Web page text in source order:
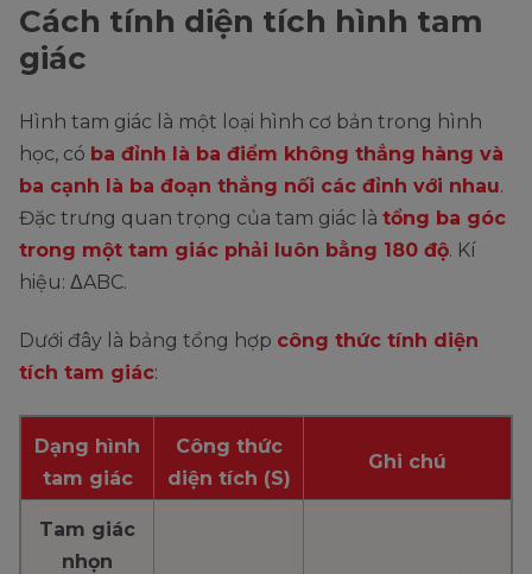
Cách tính diện tích hình tam
giác
Hình tam giác là một loại hình cơ bản trong hình
học, có ba đỉnh là ba điểm không thẳng hàng và
ba cạnh là ba đoạn thẳng nối các đỉnh với nhau.
Đặc trưng quan trọng của tam giác là tổng ba góc
trong một tam giác phải luôn bằng 180 độ. Kí
hiệu: ΔABC.
Dưới đây là bảng tổng hợp công thức tính diện
tích tam giác:
Dạng hình
tam giác
Công thức
diện tích (S)
Ghi chú
Tam giác
nhọn